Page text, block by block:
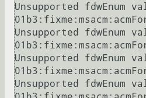
Unsupported fdwEnum
Unsupported fdwEnum
Unsupported fdwEnum
Unsupported fdwEnum